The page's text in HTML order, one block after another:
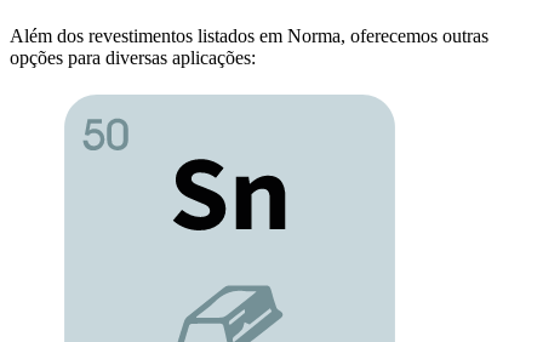
Além dos revestimentos listados em Norma, oferecemos outras
opções para diversas aplicações: